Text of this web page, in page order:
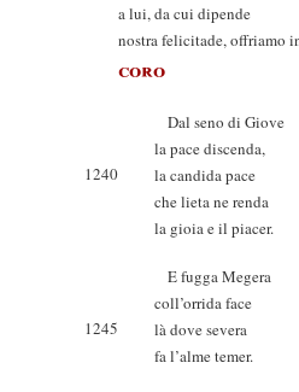
a lui, da cui dipende
nostra felicitade, offriamo
coro
Dal seno di Giove
la pace discenda,
1240
la candida pace
che lieta ne renda
la gioia e il piacer.
E fugga Megera
coll’orrida face
1245
là dove severa
fa l’alme temer.